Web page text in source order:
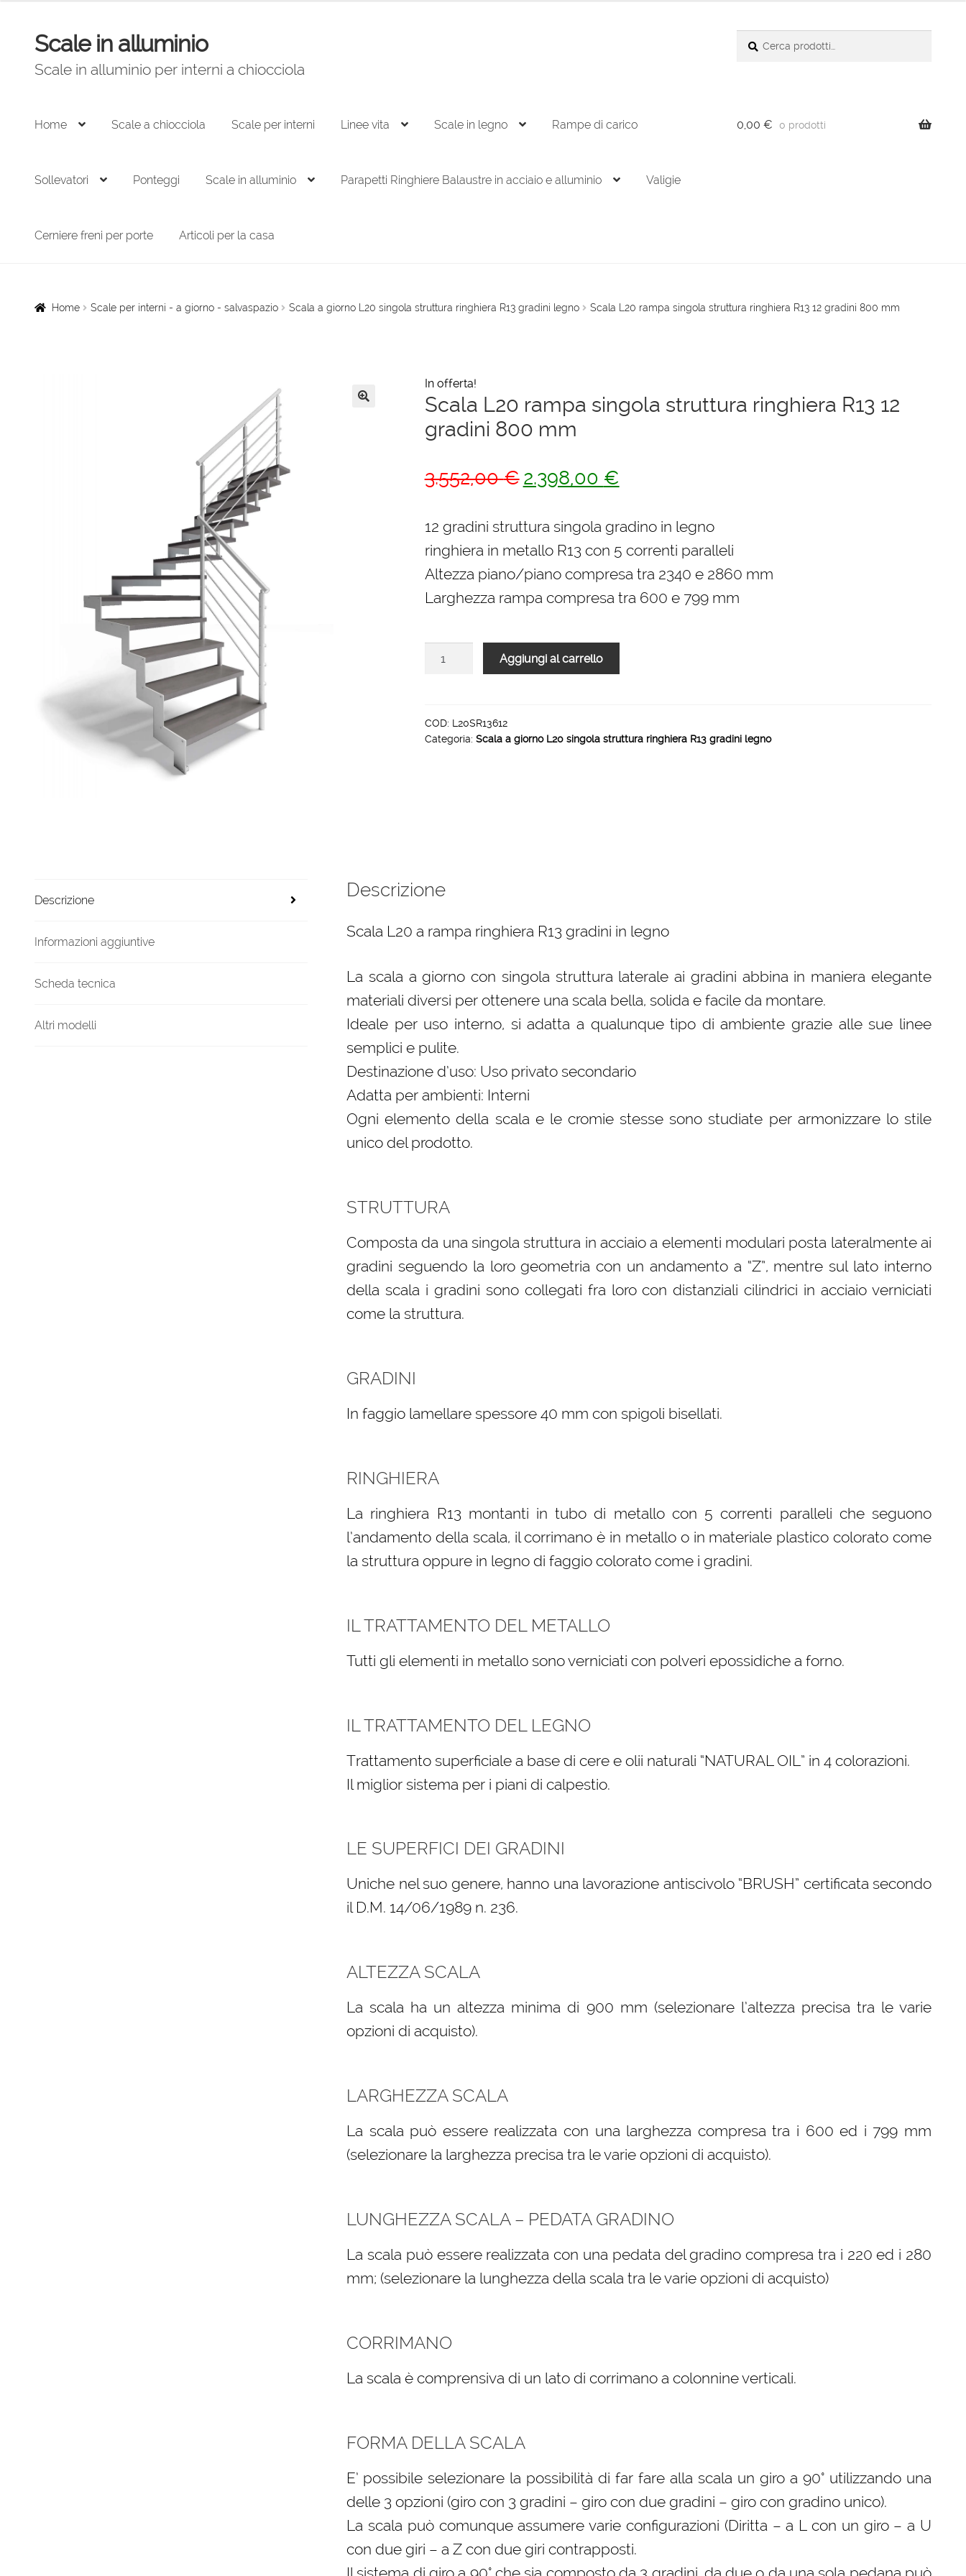
Vai
alla
navigazione
Vai
al
contenuto
Scale in alluminio
Scale in alluminio per interni a chiocciola
Home Scale a chiocciola Scale per interni Linee vita Scale in legno Rampe di carico
Sollevatori Ponteggi Scale in alluminio Parapetti Ringhiere Balaustre in acciaio e alluminio Valigie
Cerniere freni per porte Articoli per la casa
0,00 € 0 prodotti
Home Scale per interni - a giorno - salvaspazio Scala a giorno L20 singola struttura ringhiera R13 gradini legno Scala L20 rampa singola struttura ringhiera R13 12 gradini 800 mm
In offerta!
Scala L20 rampa singola struttura ringhiera R13 12
gradini 800 mm
3.552,00€ Il
originale
era:
3.552,00 €.
2.398,00 €
attuale
è:
2.398,00 €.
12 gradini struttura singola gradino in legno
ringhiera in metallo R13 con 5 correnti paralleli
Altezza piano/piano compresa tra 2340 e 2860 mm
Larghezza rampa compresa tra 600 e 799 mm
struttura
ringhiera
Aggiungi al carrello
COD: L20SR13612
Categoria: Scala a giorno L20 singola struttura ringhiera R13 gradini legno
Descrizione
Informazioni aggiuntive
Scheda tecnica
Altri modelli
Descrizione
Scala L20 a rampa ringhiera R13 gradini in legno
La scala a giorno con singola struttura laterale ai gradini abbina in maniera elegante
materiali diversi per ottenere una scala bella, solida e facile da montare.
Ideale per uso interno, si adatta a qualunque tipo di ambiente grazie alle sue linee
semplici e pulite.
Destinazione d’uso: Uso privato secondario
Adatta per ambienti: Interni
Ogni elemento della scala e le cromie stesse sono studiate per armonizzare lo stile
unico del prodotto.
STRUTTURA
Composta da una singola struttura in acciaio a elementi modulari posta lateralmente ai
gradini seguendo la loro geometria con un andamento a “Z”, mentre sul lato interno
della scala i gradini sono collegati fra loro con distanziali cilindrici in acciaio verniciati
come la struttura.
GRADINI
In faggio lamellare spessore 40 mm con spigoli bisellati.
RINGHIERA
La ringhiera R13 montanti in tubo di metallo con 5 correnti paralleli che seguono
l’andamento della scala, il corrimano è in metallo o in materiale plastico colorato come
la struttura oppure in legno di faggio colorato come i gradini.
IL TRATTAMENTO DEL METALLO
Tutti gli elementi in metallo sono verniciati con polveri epossidiche a forno.
IL TRATTAMENTO DEL LEGNO
Trattamento superficiale a base di cere e olii naturali “NATURAL OIL” in 4 colorazioni.
Il miglior sistema per i piani di calpestio.
LE SUPERFICI DEI GRADINI
Uniche nel suo genere, hanno una lavorazione antiscivolo “BRUSH” certificata secondo
il D.M. 14/06/1989 n. 236.
ALTEZZA SCALA
La scala ha un altezza minima di 900 mm (selezionare l’altezza precisa tra le varie
opzioni di acquisto).
LARGHEZZA SCALA
La scala può essere realizzata con una larghezza compresa tra i 600 ed i 799 mm
(selezionare la larghezza precisa tra le varie opzioni di acquisto).
LUNGHEZZA SCALA – PEDATA GRADINO
La scala può essere realizzata con una pedata del gradino compresa tra i 220 ed i 280
mm; (selezionare la lunghezza della scala tra le varie opzioni di acquisto)
CORRIMANO
La scala è comprensiva di un lato di corrimano a colonnine verticali.
FORMA DELLA SCALA
E’ possibile selezionare la possibilità di far fare alla scala un giro a 90° utilizzando una
delle 3 opzioni (giro con 3 gradini – giro con due gradini – giro con gradino unico).
La scala può comunque assumere varie configurazioni (Diritta – a L con un giro – a U
con due giri – a Z con due giri contrapposti.
originale
3.552,00 €.
attuale